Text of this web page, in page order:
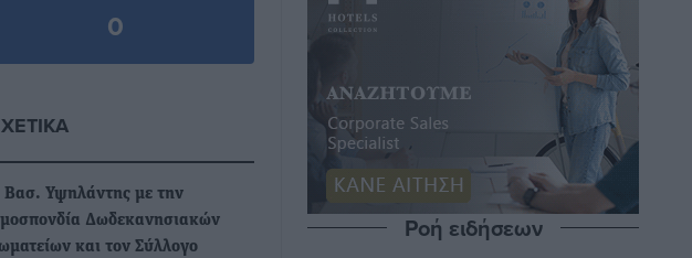
0
Βασ. Υψηλάντης με την
Δωδεκανησιακών
και τον Σύλλογο
Ροή ειδήσεων